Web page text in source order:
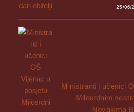
25/06/
Ministranti i učenici
Milosrdnim
Novakima